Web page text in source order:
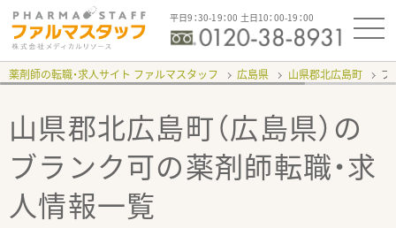
平日9：30-19：00 土日10：00-19：00
薬剤師の転職・求人サイト ファルマスタッフ 広島県 山県郡北広島町 ブ
山県郡北広島町（広島県）の
ブランク可の薬剤師転職・求
人情報一覧